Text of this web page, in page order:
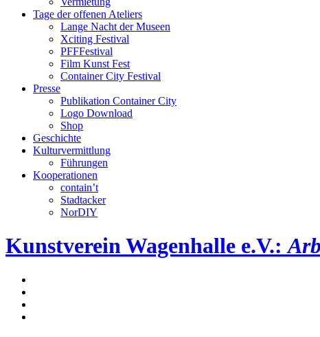
Tage der offenen Ateliers
Lange Nacht der Museen
Xciting Festival
PFFFestival
Film Kunst Fest
Container City Festival
Presse
Publikation Container City
Logo Download
Shop
Geschichte
Kulturvermittlung
Führungen
Kooperationen
contain’t
Stadtacker
NorDIY
Kunstverein Wagenhalle e.V.: